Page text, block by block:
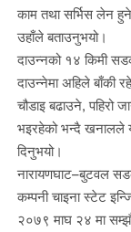
काम तथा सर्भिस लेन हुने
उहाँले बताउनुभयो।
दाउन्नको १४ किमी
दाउन्नेमा अहिले बाँकी
चौडाइ बढाउने, पहिरो
भइरहेको भन्दै खनालले
दिनुभयो।
नारायणघाट–बुटवल
कम्पनी चाइना स्टेट
२०७९ माघ २४ मा